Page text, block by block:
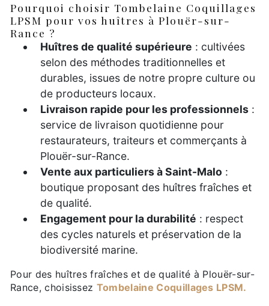
Pourquoi choisir Tombelaine Coquillages
LPSM pour vos huîtres à Plouër-sur-
Rance ?
Huîtres de qualité supérieure : cultivées
selon des méthodes traditionnelles et
durables, issues de notre propre culture ou
de producteurs locaux.
Livraison rapide pour les professionnels :
service de livraison quotidienne pour
restaurateurs, traiteurs et commerçants à
Plouër-sur-Rance.
Vente aux particuliers à Saint-Malo :
boutique proposant des huîtres fraîches et
de qualité.
Engagement pour la durabilité : respect
des cycles naturels et préservation de la
biodiversité marine.
Pour des huîtres fraîches et de qualité à Plouër-sur-
Rance, choisissez Tombelaine Coquillages LPSM.